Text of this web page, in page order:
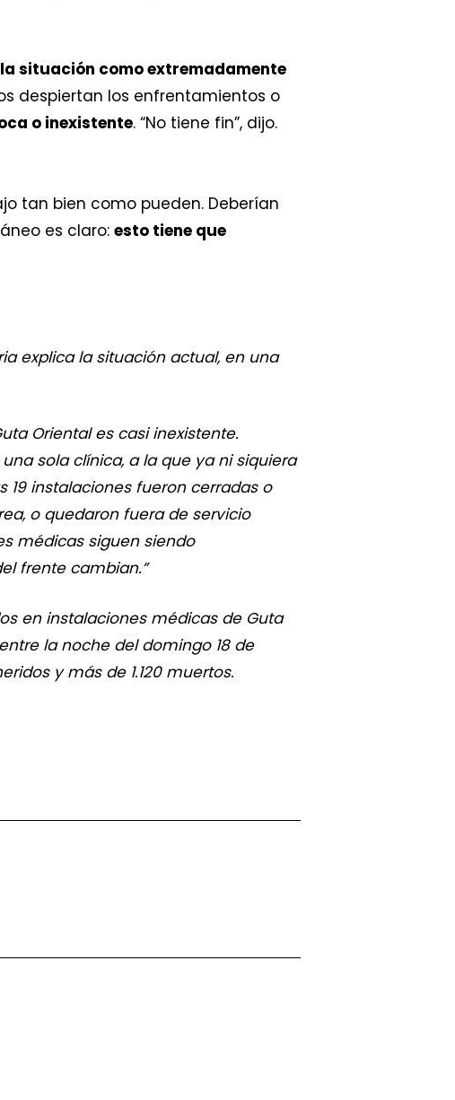
situación como extremadamente
despiertan los enfrentamientos o
o inexistente. “No tiene fin”, dijo.
tan bien como pueden. Deberían
es claro: esto tiene que
explica la situación actual, en una
Oriental es casi inexistente.
sola clínica, a la que ya ni siquiera
instalaciones fueron cerradas o
o quedaron fuera de servicio
médicas siguen siendo
frente cambian.”
en instalaciones médicas de Guta
la noche del domingo 18 de
y más de 1.120 muertos.